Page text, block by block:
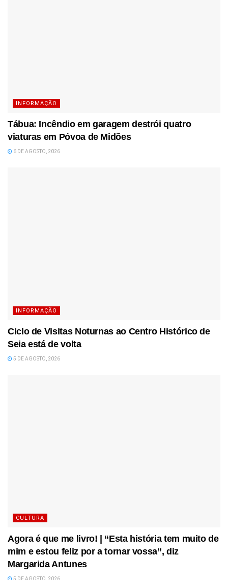
INFORMAÇÃO
Tábua: Incêndio em garagem destrói quatro
viaturas em Póvoa de Midões
6 DE AGOSTO, 2026
INFORMAÇÃO
Ciclo de Visitas Noturnas ao Centro Histórico de
Seia está de volta
5 DE AGOSTO, 2026
CULTURA
Agora é que me livro! | “Esta história tem muito de
mim e estou feliz por a tornar vossa”, diz
Margarida Antunes
5 DE AGOSTO, 2026